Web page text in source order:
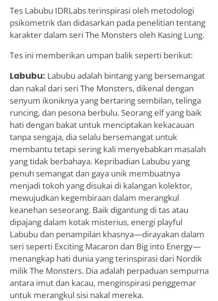
Tes Labubu IDRLabs terinspirasi oleh metodologi
psikometrik dan didasarkan pada penelitian tentang
karakter dalam seri The Monsters oleh Kasing Lung.
Tes ini memberikan umpan balik seperti berikut:
Labubu: Labubu adalah bintang yang bersemangat
dan nakal dari seri The Monsters, dikenal dengan
senyum ikoniknya yang bertaring sembilan, telinga
runcing, dan pesona berbulu. Seorang elf yang baik
hati dengan bakat untuk menciptakan kekacauan
tanpa sengaja, dia selalu bersemangat untuk
membantu tetapi sering kali menyebabkan masalah
yang tidak berbahaya. Kepribadian Labubu yang
penuh semangat dan gaya unik membuatnya
menjadi tokoh yang disukai di kalangan kolektor,
mewujudkan kegembiraan dalam merangkul
keanehan seseorang. Baik digantung di tas atau
dipajang dalam kotak misterius, energi playful
Labubu dan penampilan khasnya—dirayakan dalam
seri seperti Exciting Macaron dan Big into Energy—
menangkap hati dunia yang terinspirasi dari Nordik
milik The Monsters. Dia adalah perpaduan sempurna
antara imut dan kacau, menginspirasi penggemar
untuk merangkul sisi nakal mereka.